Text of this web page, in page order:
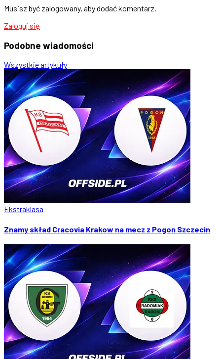
Musisz być zalogowany, aby dodać komentarz.
Zaloguj się
Podobne wiadomości
Wszystkie artykuły
Ekstraklasa
Znamy skład Cracovia Krakow na mecz z Pogon Szczecin